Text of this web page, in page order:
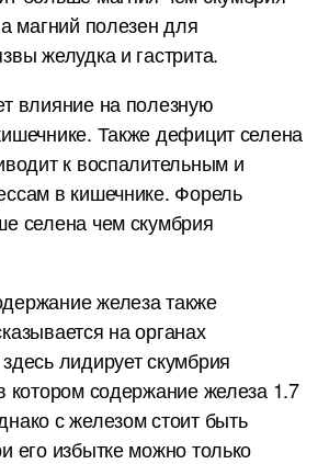
магний полезен для
желудка и гастрита.
влияние на полезную
Также дефицит селена
к воспалительным и
в кишечнике. Форель
селена чем скумбрия
железа также
на органах
лидирует скумбрия
котором содержание железа 1.7
с железом стоит быть
его избытке можно только